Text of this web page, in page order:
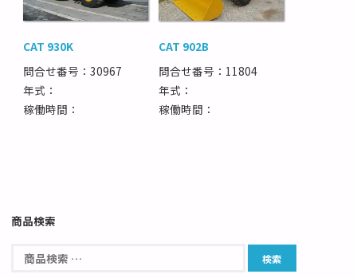
CAT 930K
問合せ番号：30967
年式：
稼働時間：
CAT 902B
問合せ番号：11804
年式：
稼働時間：
商品検索